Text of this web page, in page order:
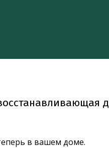
в вашем доме.